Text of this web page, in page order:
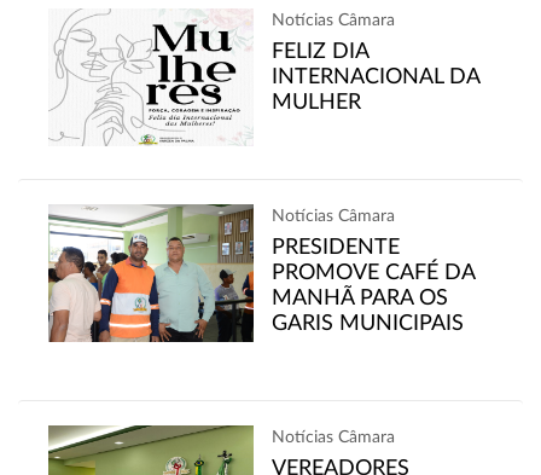
Notícias Câmara
FELIZ DIA
INTERNACIONAL DA
MULHER
Notícias Câmara
PRESIDENTE
PROMOVE CAFÉ DA
MANHÃ PARA OS
GARIS MUNICIPAIS
Notícias Câmara
VEREADORES